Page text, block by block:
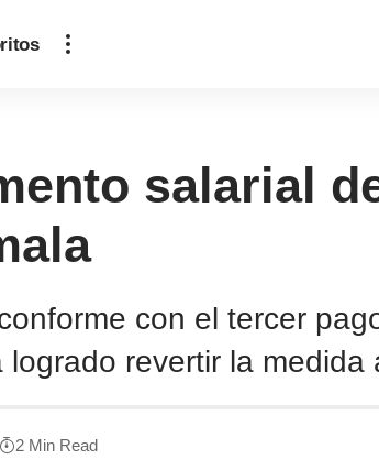
salarial
con el tercer
revertir la
2 Min Read